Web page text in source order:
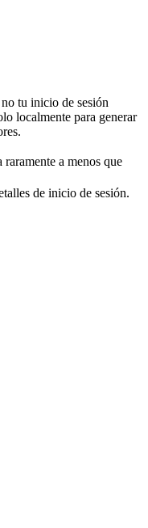
tu inicio de sesión
localmente para generar
raramente a menos que
de inicio de sesión.